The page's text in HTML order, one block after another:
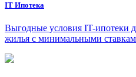
IT Ипотека
Выгодные условия IT-ипотеки
жилья с минимальными